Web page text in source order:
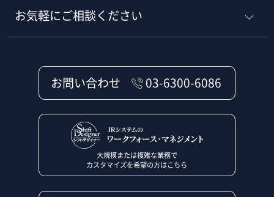
お気軽にご相談ください
お問い合わせ 03-6300-6086
大規模または複雑な業務で
カスタマイズを希望の方はこちら